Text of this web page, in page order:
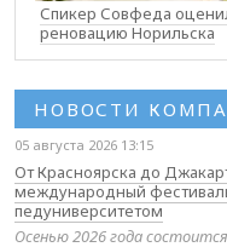
Спикер Совфеда
реновацию Норильска
НОВОСТИ
05 августа 2026 13:15
От Красноярска до
международный
педуниверситетом
Осенью 2026 года